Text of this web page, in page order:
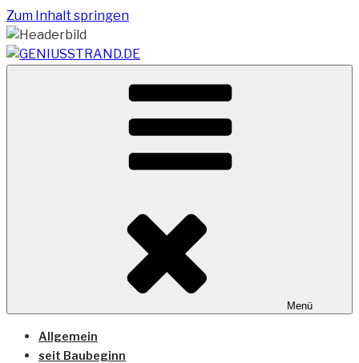
Zum Inhalt springen
GENIUSSTRAND.DE
Vom Geniusstrand zum JadeWeserPort/Container
Terminal Wilhelmshaven
Menü
Allgemein
seit Baubeginn